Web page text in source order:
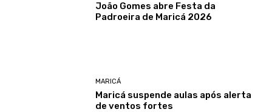
João Gomes abre Festa da
Padroeira de Maricá 2026
MARICÁ
Maricá suspende aulas após alerta
de ventos fortes